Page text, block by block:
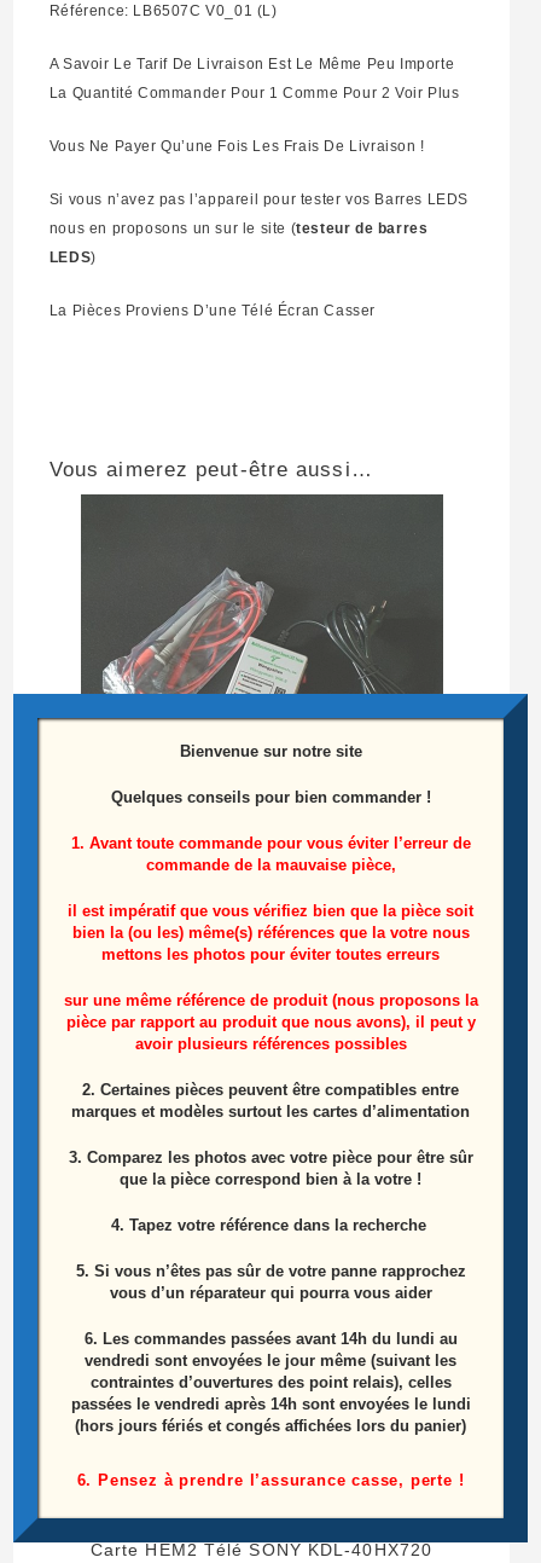
Référence: LB6507C V0_01 (L)
A Savoir Le Tarif De Livraison Est Le Même Peu Importe
La Quantité Commander Pour 1 Comme Pour 2 Voir Plus
Vous Ne Payer Qu’une Fois Les Frais De Livraison !
Si vous n’avez pas l’appareil pour tester vos Barres LEDS
nous en proposons un sur le site (testeur de barres
LEDS)
La Pièces Proviens D’une Télé Écran Casser
Vous aimerez peut-être aussi…
25,00€
Ajouter au panier
Produits similaires
Carte HEM2 Télé SONY KDL-40HX720
Bienvenue sur notre site
Quelques conseils pour bien commander !
1. Avant toute commande pour vous éviter l’erreur de
commande de la mauvaise pièce,
il est impératif que vous vérifiez bien que la pièce soit
bien la (ou les) même(s) références que la votre nous
mettons les photos pour éviter toutes erreurs
sur une même référence de produit (nous proposons la
pièce par rapport au produit que nous avons), il peut y
avoir plusieurs références possibles
2. Certaines pièces peuvent être compatibles entre
marques et modèles surtout les cartes d’alimentation
3. Comparez les photos avec votre pièce pour être sûr
que la pièce correspond bien à la votre !
4. Tapez votre référence dans la recherche
5. Si vous n’êtes pas sûr de votre panne rapprochez
vous d’un réparateur qui pourra vous aider
6. Les commandes passées avant 14h du lundi au
vendredi sont envoyées le jour même (suivant les
contraintes d’ouvertures des point relais), celles
passées le vendredi après 14h sont envoyées le lundi
(hors jours fériés et congés affichées lors du panier)
6. Pensez à prendre l’assurance casse, perte !